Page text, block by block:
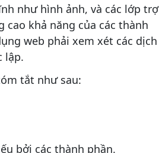
như hình ảnh, và các lớp trợ
cao khả năng của các thành
web phải xem xét các dịch
lập.
tắt như sau:
bởi các thành phần.